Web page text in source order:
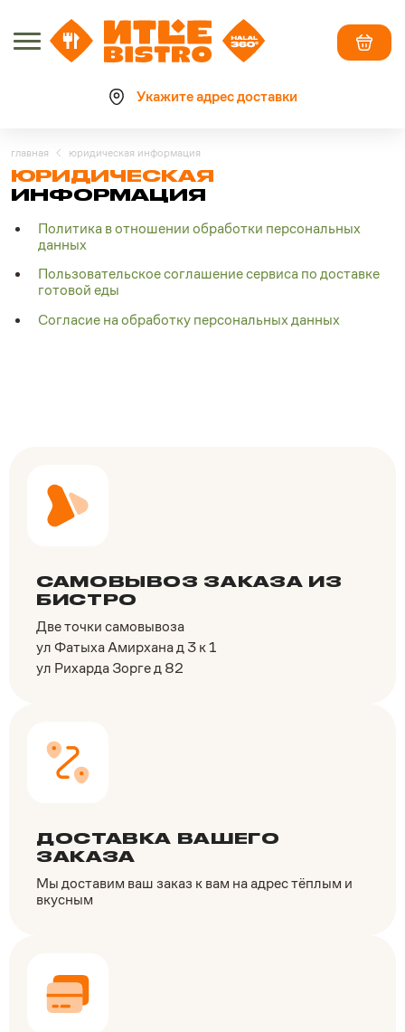
Укажите адрес доставки
главная юридическая информация
ЮРИДИЧЕСКАЯ
ИНФОРМАЦИЯ
Политика в отношении обработки персональных
данных
Пользовательское соглашение сервиса по доставке
готовой еды
Согласие на обработку персональных данных
САМОВЫВОЗ ЗАКАЗА ИЗ
БИСТРО
Две точки самовывоза
ул Фатыха Амирхана д 3 к 1
ул Рихарда Зорге д 82
ДОСТАВКА ВАШЕГО
ЗАКАЗА
Мы доставим ваш заказ к вам на адрес тёплым и
вкусным